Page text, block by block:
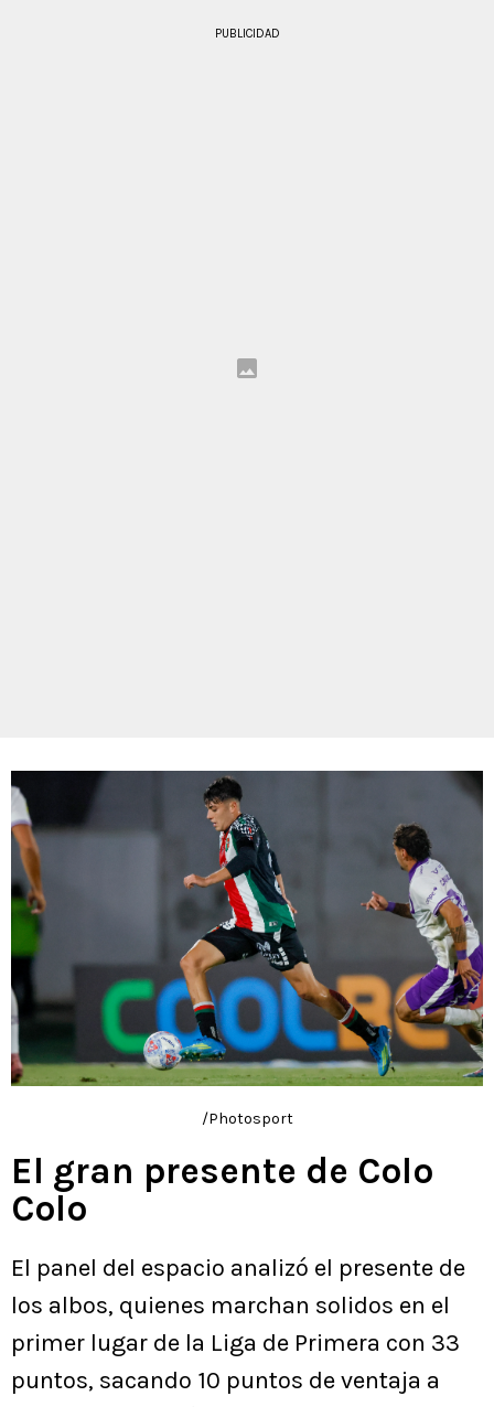
PUBLICIDAD
/Photosport
El gran presente de Colo
Colo
El panel del espacio analizó el presente de
los albos, quienes marchan solidos en el
primer lugar de la Liga de Primera con 33
puntos, sacando 10 puntos de ventaja a